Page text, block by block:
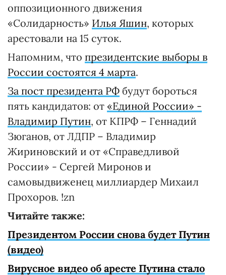
оппозиционного движения
«Солидарность» Илья Яшин, которых
арестовали на 15 суток.
Напомним, что президентские выборы в
России состоятся 4 марта.
За пост президента РФ будут бороться
пять кандидатов: от «Единой России» -
Владимир Путин, от КПРФ – Геннадий
Зюганов, от ЛДПР – Владимир
Жириновский и от «Справедливой
России» - Сергей Миронов и
самовыдвиженец миллиардер Михаил
Прохоров. !zn
Читайте также:
Президентом России снова будет Путин
(видео)
Вирусное видео об аресте Путина стало